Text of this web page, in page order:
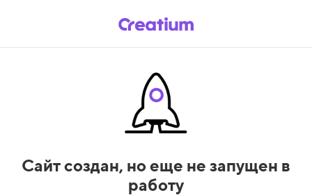
Сайт создан, но еще не запущен в
работу